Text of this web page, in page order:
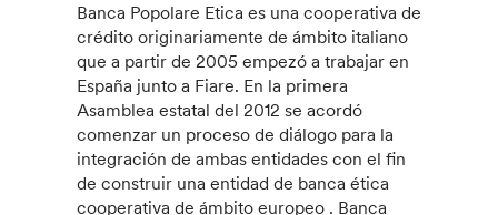
Banca Popolare Etica es una cooperativa de
crédito originariamente de ámbito italiano
que a partir de 2005 empezó a trabajar en
España junto a Fiare. En la primera
Asamblea estatal del 2012 se acordó
comenzar un proceso de diálogo para la
integración de ambas entidades con el fin
de construir una entidad de banca ética
cooperativa de ámbito europeo . Banca